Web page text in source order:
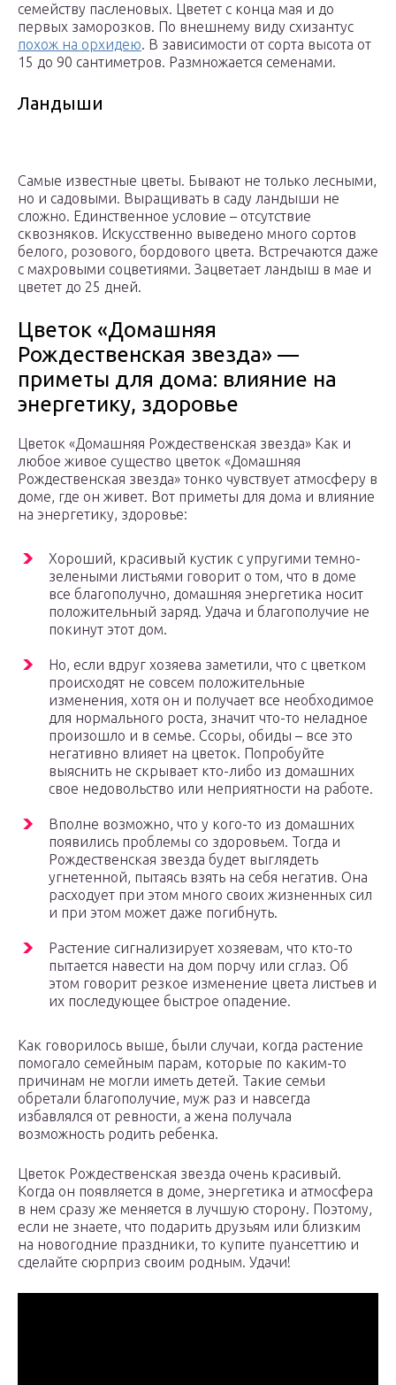
семейству пасленовых. Цветет с конца мая и до
первых заморозков. По внешнему виду схизантус
похож на орхидею. В зависимости от сорта высота от
15 до 90 сантиметров. Размножается семенами.
Ландыши
Самые известные цветы. Бывают не только лесными,
но и садовыми. Выращивать в саду ландыши не
сложно. Единственное условие – отсутствие
сквозняков. Искусственно выведено много сортов
белого, розового, бордового цвета. Встречаются даже
с махровыми соцветиями. Зацветает ландыш в мае и
цветет до 25 дней.
Цветок «Домашняя
Рождественская звезда» —
приметы для дома: влияние на
энергетику, здоровье
Цветок «Домашняя Рождественская звезда» Как и
любое живое существо цветок «Домашняя
Рождественская звезда» тонко чувствует атмосферу в
доме, где он живет. Вот приметы для дома и влияние
на энергетику, здоровье:
Хороший, красивый кустик с упругими темно-
зелеными листьями говорит о том, что в доме
все благополучно, домашняя энергетика носит
положительный заряд. Удача и благополучие не
покинут этот дом.
Но, если вдруг хозяева заметили, что с цветком
происходят не совсем положительные
изменения, хотя он и получает все необходимое
для нормального роста, значит что-то неладное
произошло и в семье. Ссоры, обиды – все это
негативно влияет на цветок. Попробуйте
выяснить не скрывает кто-либо из домашних
свое недовольство или неприятности на работе.
Вполне возможно, что у кого-то из домашних
появились проблемы со здоровьем. Тогда и
Рождественская звезда будет выглядеть
угнетенной, пытаясь взять на себя негатив. Она
расходует при этом много своих жизненных сил
и при этом может даже погибнуть.
Растение сигнализирует хозяевам, что кто-то
пытается навести на дом порчу или сглаз. Об
этом говорит резкое изменение цвета листьев и
их последующее быстрое опадение.
Как говорилось выше, были случаи, когда растение
помогало семейным парам, которые по каким-то
причинам не могли иметь детей. Такие семьи
обретали благополучие, муж раз и навсегда
избавлялся от ревности, а жена получала
возможность родить ребенка.
Цветок Рождественская звезда очень красивый.
Когда он появляется в доме, энергетика и атмосфера
в нем сразу же меняется в лучшую сторону. Поэтому,
если не знаете, что подарить друзьям или близким
на новогодние праздники, то купите пуансеттию и
сделайте сюрприз своим родным. Удачи!